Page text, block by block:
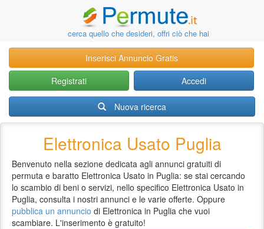
cerca quello che desideri, offri ciò che hai
Inserisci Annuncio Gratis
Registrati
Accedi
Nuova ricerca
Elettronica Usato Puglia
Benvenuto nella sezione dedicata agli annunci gratuiti di
permuta e baratto Elettronica Usato in Puglia: se stai cercando
lo scambio di beni o servizi, nello specifico Elettronica Usato in
Puglia, consulta i nostri annunci e le varie offerte. Oppure
pubblica un annuncio di Elettronica in Puglia che vuoi
scambiare. L'inserimento è gratuito!